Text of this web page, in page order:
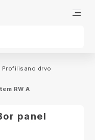
Profilisano drvo
RW A
panel